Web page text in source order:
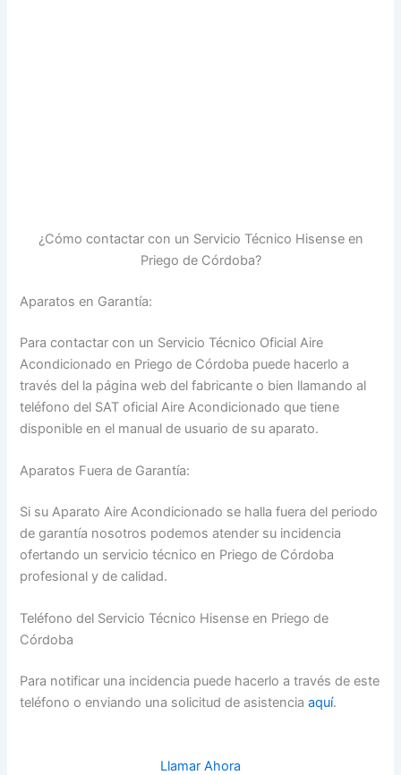
¿Cómo contactar con un Servicio Técnico Hisense en
Priego de Córdoba?
Aparatos en Garantía:
Para contactar con un Servicio Técnico Oficial Aire
Acondicionado en Priego de Córdoba puede hacerlo a
través del la página web del fabricante o bien llamando al
teléfono del SAT oficial Aire Acondicionado que tiene
disponible en el manual de usuario de su aparato.
Aparatos Fuera de Garantía:
Si su Aparato Aire Acondicionado se halla fuera del periodo
de garantía nosotros podemos atender su incidencia
ofertando un servicio técnico en Priego de Córdoba
profesional y de calidad.
Teléfono del Servicio Técnico Hisense en Priego de
Córdoba
Para notificar una incidencia puede hacerlo a través de este
teléfono o enviando una solicitud de asistenciaaquí.
Llamar Ahora